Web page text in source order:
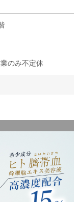
のみ不定休